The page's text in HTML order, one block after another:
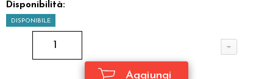
Disponibilità:
DISPONIBILE